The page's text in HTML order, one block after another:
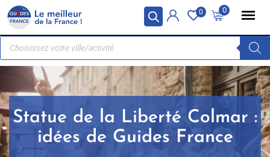
Panneau de gestion des cookies 0
0
Statue de la Liberté Colmar :
idées de Guides France